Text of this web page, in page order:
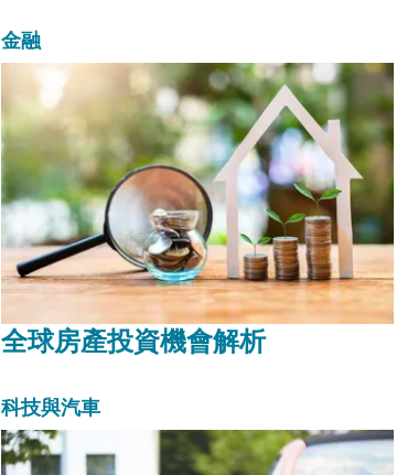
金融
全球房產投資機會解析
科技與汽車